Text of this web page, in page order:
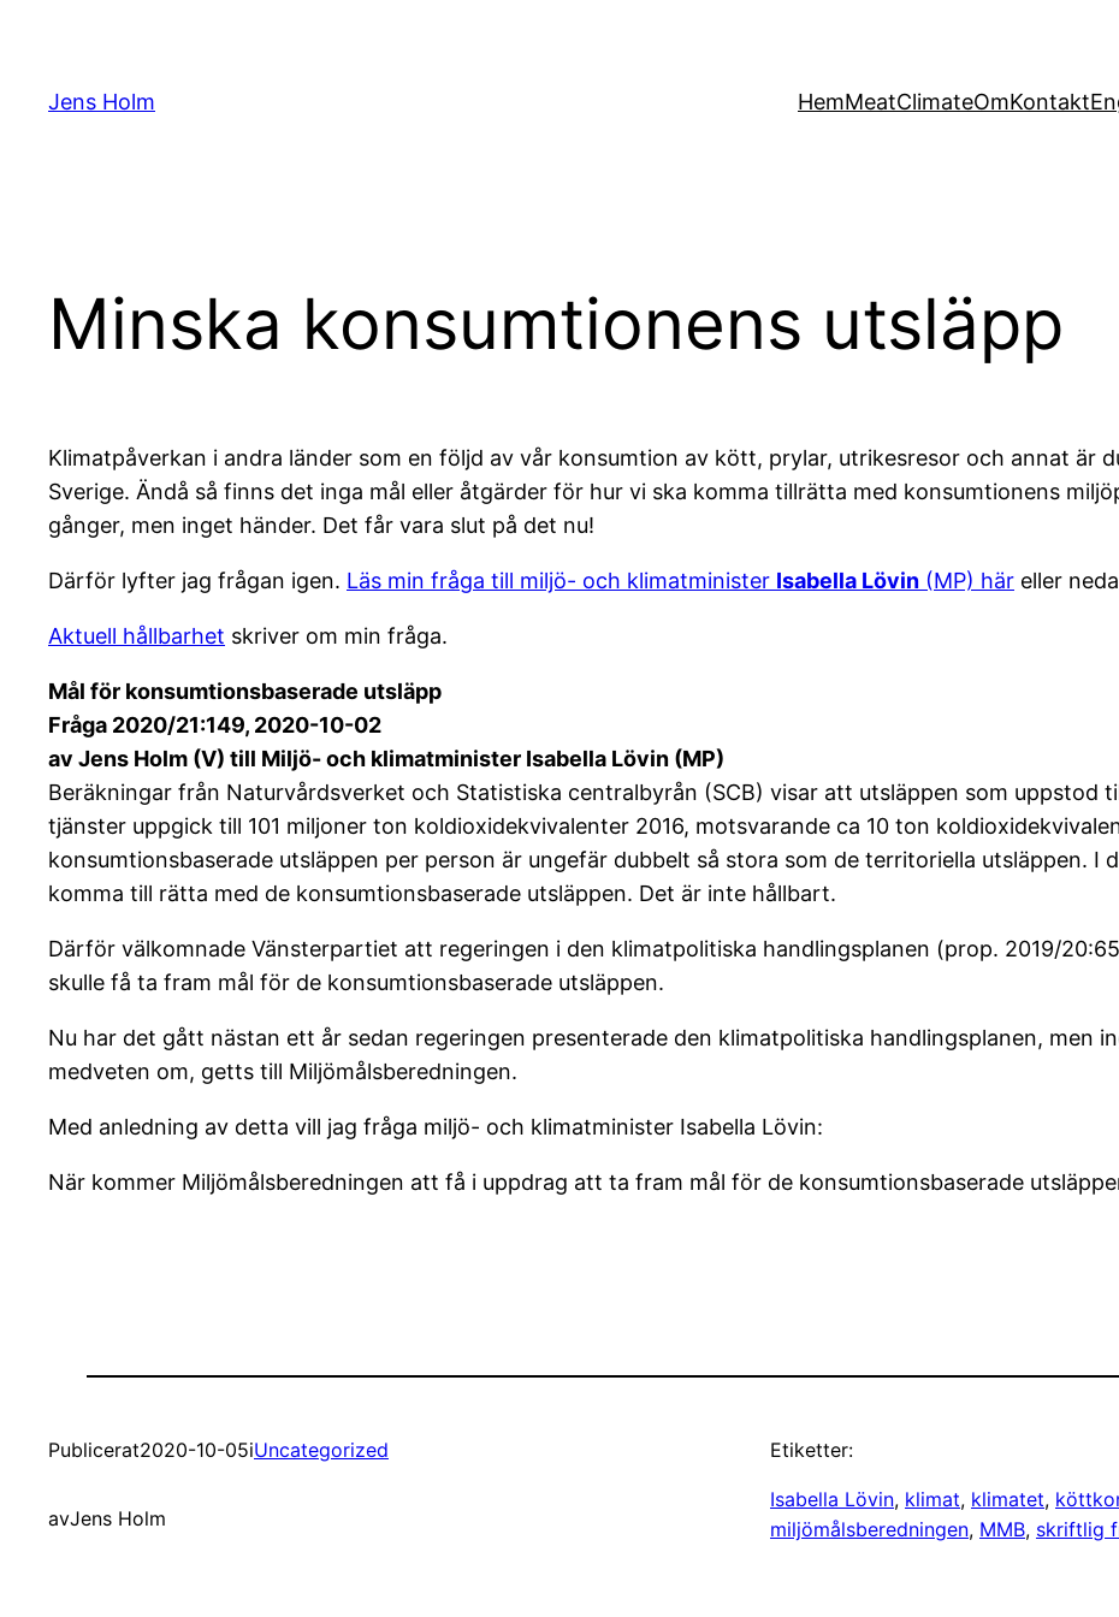
innehåll
Jens Holm HemMeatClimateOmKontakt
Minska konsumtionens utsläpp
Klimatpåverkan i andra länder som en följd av vår konsumtion av kött, prylar, utrikesresor och annat är
Sverige. Ändå så finns det inga mål eller åtgärder för hur vi ska komma tillrätta med konsumtionens
gånger, men inget händer. Det får vara slut på det nu!
Därför lyfter jag frågan igen. Läs min fråga till miljö- och klimatminister Isabella Lövin (MP) här eller
Aktuell hållbarhet skriver om min fråga.
Mål för konsumtionsbaserade utsläpp
Fråga 2020/21:149, 2020-10-02
av Jens Holm (V) till Miljö- och klimatminister Isabella Lövin (MP)
Beräkningar från Naturvårdsverket och Statistiska centralbyrån (SCB) visar att utsläppen som uppstod
tjänster uppgick till 101 miljoner ton koldioxidekvivalenter 2016, motsvarande ca 10 ton
konsumtionsbaserade utsläppen per person är ungefär dubbelt så stora som de territoriella utsläppen. I
komma till rätta med de konsumtionsbaserade utsläppen. Det är inte hållbart.
Därför välkomnade Vänsterpartiet att regeringen i den klimatpolitiska handlingsplanen (prop. 2019/
skulle få ta fram mål för de konsumtionsbaserade utsläppen.
Nu har det gått nästan ett år sedan regeringen presenterade den klimatpolitiska handlingsplanen, men
medveten om, getts till Miljömålsberedningen.
Med anledning av detta vill jag fråga miljö- och klimatminister Isabella Lövin:
När kommer Miljömålsberedningen att få i uppdrag att ta fram mål för de konsumtionsbaserade
Publicerat2020-10-05iUncategorized
avJens Holm
Etiketter:
Isabella Lövin, klimat, klimatet,
miljömålsberedningen, MMB, skriftlig